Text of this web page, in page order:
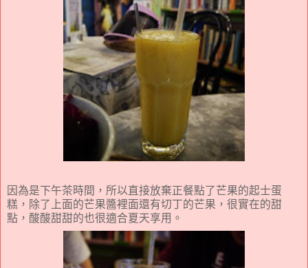
因為是下午茶時間，所以直接放棄正餐點了芒果的起士蛋
糕，除了上面的芒果醬裡面還有切丁的芒果，很實在的甜
點，酸酸甜甜的也很適合夏天享用。